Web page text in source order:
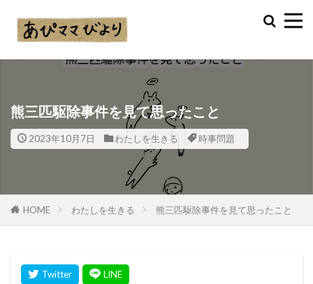
熊三匹駆除事件を見て思ったこと
2023年10月7日 わたしを生きる 時事問題
HOME わたしを生きる 熊三匹駆除事件を見て思ったこと